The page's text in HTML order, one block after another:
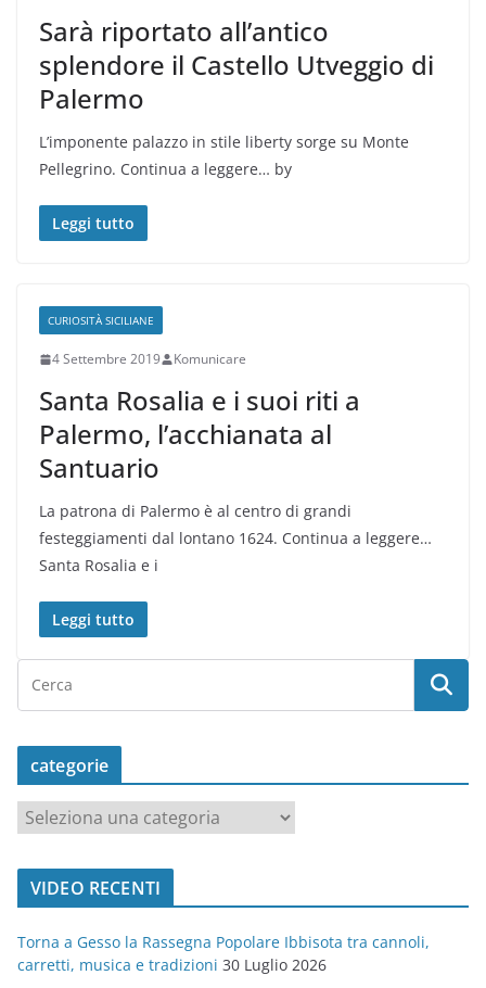
Sarà riportato all’antico
splendore il Castello Utveggio di
Palermo
L’imponente palazzo in stile liberty sorge su Monte
Pellegrino. Continua a leggere… by
Leggi tutto
CURIOSITÀ SICILIANE
4 Settembre 2019 Komunicare
Santa Rosalia e i suoi riti a
Palermo, l’acchianata al
Santuario
La patrona di Palermo è al centro di grandi
festeggiamenti dal lontano 1624. Continua a leggere…
Santa Rosalia e i
Leggi tutto
categorie
a
t
o
r
VIDEO RECENTI
Torna a Gesso la Rassegna Popolare Ibbisota tra cannoli,
carretti, musica e tradizioni 30 Luglio 2026